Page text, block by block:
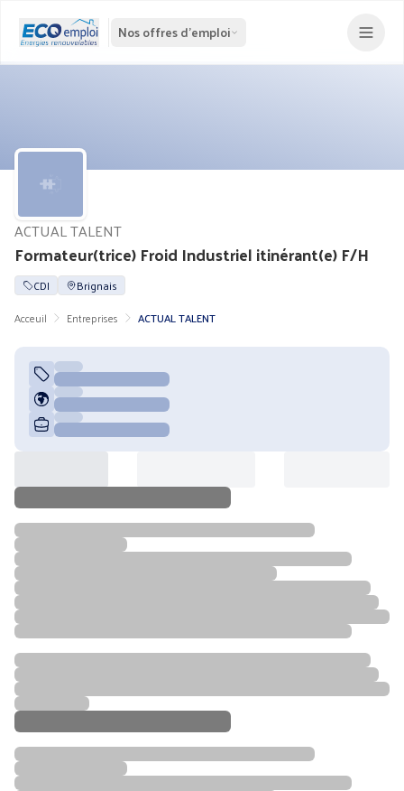
Nos offres d'emploi
Formateur(trice) Froid Industriel itinérant(e) F/H
ACTUAL TALENT
CDI
Brignais
Acceuil
Entreprises ACTUAL TALENT